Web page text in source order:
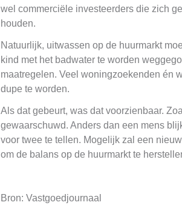
wel commerciële investeerders die zich
houden.
Natuurlijk, uitwassen op de huurmarkt
kind met het badwater te worden
maatregelen. Veel woningzoekenden én
dupe te worden.
Als dat gebeurt, was dat voorzienbaar.
gewaarschuwd. Anders dan een mens
voor twee te tellen. Mogelijk zal een
om de balans op de huurmarkt te
Bron: Vastgoedjournaal